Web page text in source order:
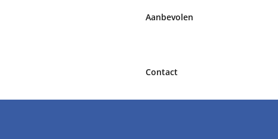
Aanbevolen
Contact